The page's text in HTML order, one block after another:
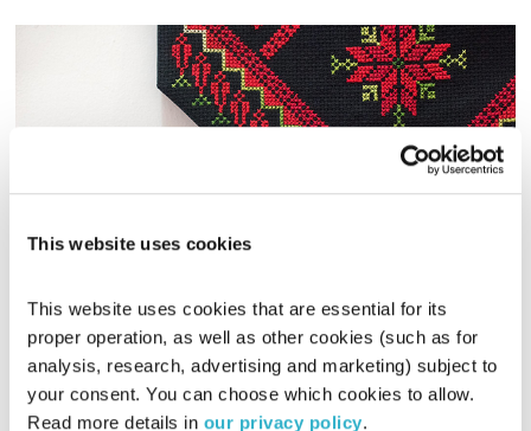
This website uses cookies
This website uses cookies that are essential for its
proper operation, as well as other cookies (such as for
analysis, research, advertising and marketing) subject to
your consent. You can choose which cookies to allow.
Read more details in our privacy policy.
השעה המיוחדת
אסי זיגדון
11.10.18
00:43:17